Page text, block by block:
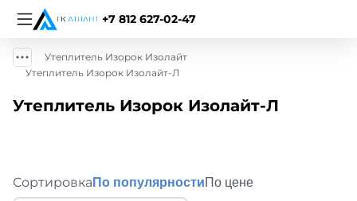
+7 812 627-02-47
Утеплитель Изорок Изолайт
Утеплитель Изорок Изолайт-Л
Утеплитель Изорок Изолайт-Л
Сортировка По популярностиПо цене